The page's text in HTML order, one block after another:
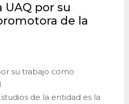
por su
de la
su trabajo como
de la entidad es la